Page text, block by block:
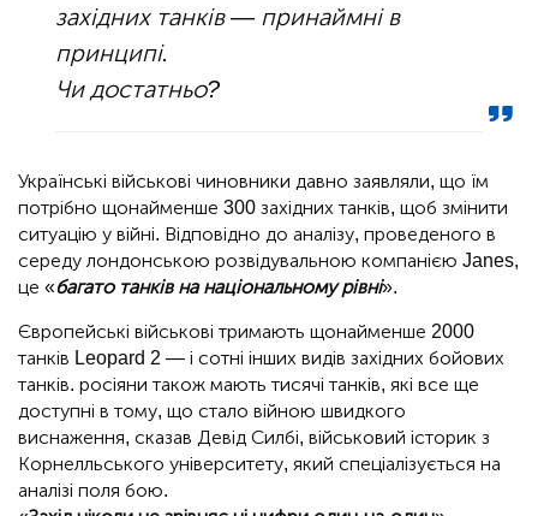
західних танків — принаймні в
принципі.
Чи достатньо?
Українські військові чиновники давно заявляли, що їм
потрібно щонайменше 300 західних танків, щоб змінити
ситуацію у війні. Відповідно до аналізу, проведеного в
середу лондонською розвідувальною компанією Janes,
це «багато танків на національному рівні».
Європейські військові тримають щонайменше 2000
танків Leopard 2 — і сотні інших видів західних бойових
танків. росіяни також мають тисячі танків, які все ще
доступні в тому, що стало війною швидкого
виснаження, сказав Девід Силбі, військовий історик з
Корнелльського університету, який спеціалізується на
аналізі поля бою.